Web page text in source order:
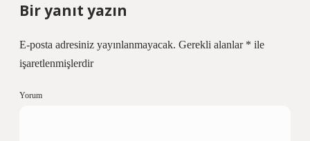
Bir yanıt yazın
E-posta adresiniz yayınlanmayacak. Gerekli alanlar * ile
işaretlenmişlerdir
Yorum